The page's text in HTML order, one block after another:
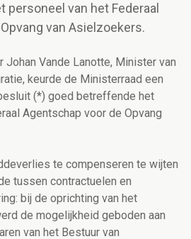
van het Federaal
van Asielzoekers.
Johan Vande Lanotte, Minister van
keurde de Ministerraad een
(*) goed betreffende het
Agentschap voor de Opvang
te compenseren te wijten
tussen contractuelen en
bij de oprichting van het
de mogelijkheid geboden aan
van het Bestuur van